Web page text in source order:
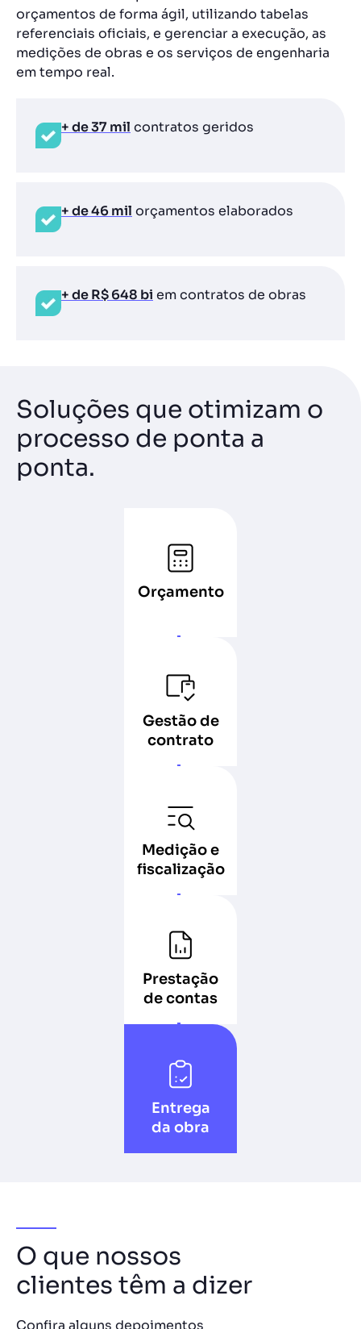
orçamentos de forma ágil, utilizando tabelas
referenciais oficiais, e gerenciar a execução, as
medições de obras e os serviços de engenharia
em tempo real.
+ de 37 mil contratos geridos
+ de 46 mil orçamentos elaborados
+ de R$ 648 bi em contratos de obras
Soluções que otimizam o
processo de ponta a
ponta.
Orçamento
Gestão de
contrato
Medição e
fiscalização
Prestação
de contas
Entrega
da obra
O que nossos
clientes têm a dizer
Confira alguns depoimentos